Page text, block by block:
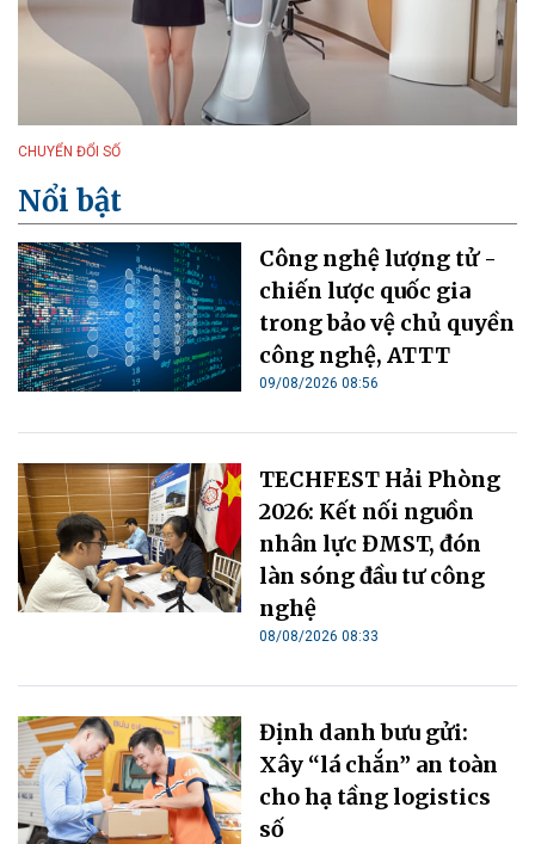
CHUYỂN ĐỔI SỐ
Nổi bật
Công nghệ lượng tử -
chiến lược quốc gia
trong bảo vệ chủ quyền
công nghệ, ATTT
09/08/2026 08:56
TECHFEST Hải Phòng
2026: Kết nối nguồn
nhân lực ĐMST, đón
làn sóng đầu tư công
nghệ
08/08/2026 08:33
Định danh bưu gửi:
Xây “lá chắn” an toàn
cho hạ tầng logistics
số